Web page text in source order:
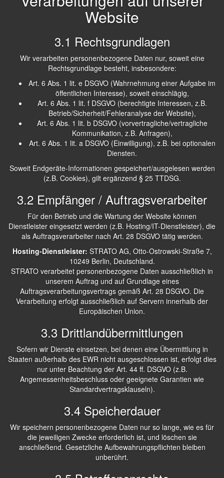
Website
3.1 Rechtsgrundlagen
Wir verarbeiten personenbezogene Daten nur, soweit eine
Rechtsgrundlage besteht, insbesondere:
Art. 6 Abs. 1 lit. e DSGVO (Wahrnehmung einer Aufgabe im
öffentlichen Interesse), soweit einschlägig,
Art. 6 Abs. 1 lit. f DSGVO (berechtigte Interessen, z.B.
Betrieb/Sicherheit/Fehleranalyse der Website),
Art. 6 Abs. 1 lit. b DSGVO (vorvertragliche/vertragliche
Kommunikation, z.B. Anfragen),
Art. 6 Abs. 1 lit. a DSGVO (Einwilligung), z.B. bei optionalen
Diensten.
Soweit Endgeräte-Informationen gespeichert/ausgelesen werden
(z.B. Cookies), gilt ergänzend § 25 TTDSG.
3.2 Empfänger / Auftragsverarbeiter
Für den Betrieb und die Wartung der Website können
Dienstleister eingesetzt werden (z.B. Hosting/IT-Dienstleister), die
als Auftragsverarbeiter nach Art. 28 DSGVO tätig werden.
Hosting-Dienstleister: STRATO AG, Otto-Ostrowski-Straße 7,
10249 Berlin, Deutschland.
STRATO verarbeitet personenbezogene Daten ausschließlich in
unserem Auftrag und auf Grundlage eines
Auftragsverarbeitungsvertrags gemäß Art. 28 DSGVO. Die
Verarbeitung erfolgt ausschließlich auf Servern innerhalb der
Europäischen Union.
3.3 Drittlandübermittlungen
Sofern wir Dienste einsetzen, bei denen eine Übermittlung in
Staaten außerhalb des EWR nicht ausgeschlossen ist, erfolgt dies
nur unter Beachtung der Art. 44 ff. DSGVO (z.B.
Angemessenheitsbeschluss oder geeignete Garantien wie
Standardvertragsklauseln).
3.4 Speicherdauer
Wir speichern personenbezogene Daten nur so lange, wie es für
die jeweiligen Zwecke erforderlich ist, und löschen sie
anschließend. Gesetzliche Aufbewahrungspflichten bleiben
unberührt.